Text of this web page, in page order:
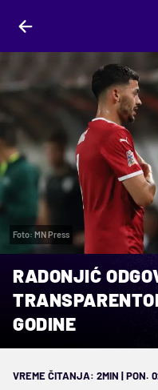
Foto: MN Press
RADONJIĆ
GODINE
VREME ČITANJA: 2MIN | PON.